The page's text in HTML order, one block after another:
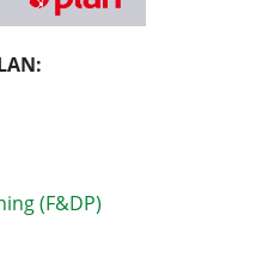
(F&DP)